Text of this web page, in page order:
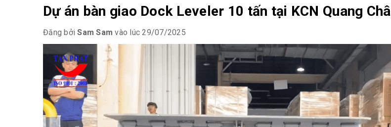
Dự án bàn giao Dock Leveler 10 tấn tại KCN Quang
Đăng bởiSam Sam vào lúc 29/07/2025